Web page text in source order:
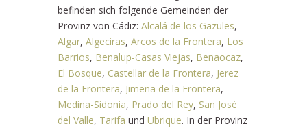
befinden sich folgende Gemeinden der
Provinz von Cádiz: Alcalá de los Gazules,
Algar, Algeciras, Arcos de la Frontera, Los
Barrios, Benalup-Casas Viejas, Benaocaz,
El Bosque, Castellar de la Frontera, Jerez
de la Frontera, Jimena de la Frontera,
Medina-Sidonia, Prado del Rey, San José
del Valle, Tarifa und Ubrique. In der Provinz